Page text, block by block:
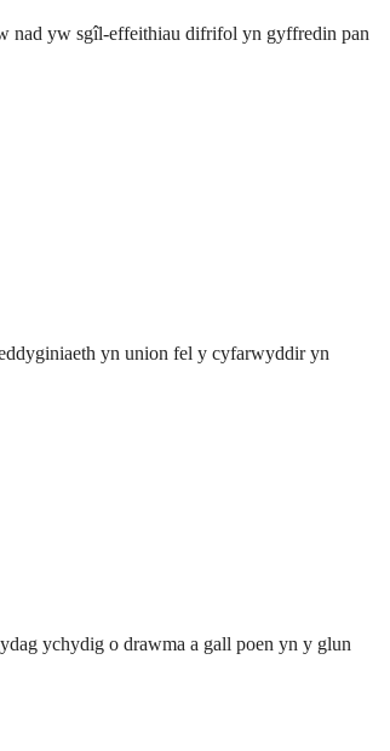
nad yw sgîl-effeithiau difrifol yn gyffredin pan
yn union fel y cyfarwyddir yn
ychydig o drawma a gall poen yn y glun